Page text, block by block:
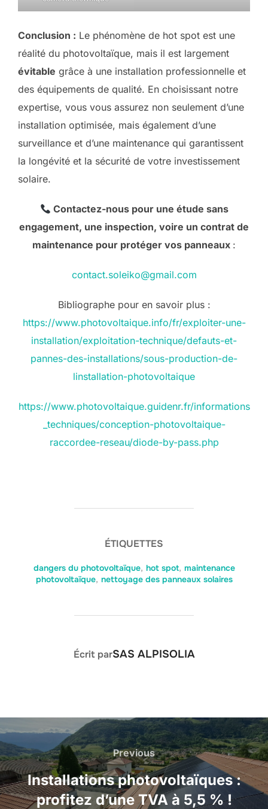
Conclusion : Le phénomène de hot spot est une
réalité du photovoltaïque, mais il est largement
évitable grâce à une installation professionnelle et
des équipements de qualité. En choisissant notre
expertise, vous vous assurez non seulement d’une
installation optimisée, mais également d’une
surveillance et d’une maintenance qui garantissent
la longévité et la sécurité de votre investissement
solaire.
Contactez-nous pour une étude sans
engagement, une inspection, voire un contrat de
maintenance pour protéger vos panneaux :
contact.soleiko@gmail.com
Bibliographe pour en savoir plus :
https://www.photovoltaique.info/fr/exploiter-une-
installation/exploitation-technique/defauts-et-
pannes-des-installations/sous-production-de-
linstallation-photovoltaique
https://www.photovoltaique.guidenr.fr/informations
_techniques/conception-photovoltaique-
raccordee-reseau/diode-by-pass.php
ÉTIQUETTES
dangers du photovoltaïque, hot spot, maintenance
photovoltaïque, nettoyage des panneaux solaires
AUTEUR DE LA PUBLICATION
Écrit parSAS ALPISOLIA
Navigation
de
l’article
Previous
Previous
Installations photovoltaïques :
profitez d’une TVA à 5,5 % !